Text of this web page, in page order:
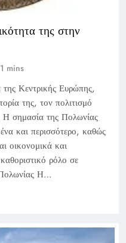
της στην
1 mins
Κεντρικής Ευρώπης,
της, τον πολιτισμό
Η σημασία της Πολωνίας
και περισσότερο, καθώς
οικονομικά και
ρόλο σε
Πολωνίας Η…